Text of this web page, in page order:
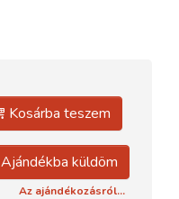
Kosárba teszem
Ajándékba küldöm
Az ajándékozásról...